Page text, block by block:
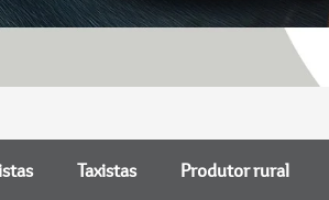
Taxistas Produtor rural